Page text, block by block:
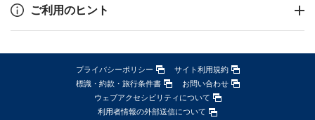
ご利用のヒント
プライバシーポリシー
サイト利用規約
標識・約款・旅行条件書
お問い合わせ
ウェブアクセシビリティについて
利用者情報の外部送信について